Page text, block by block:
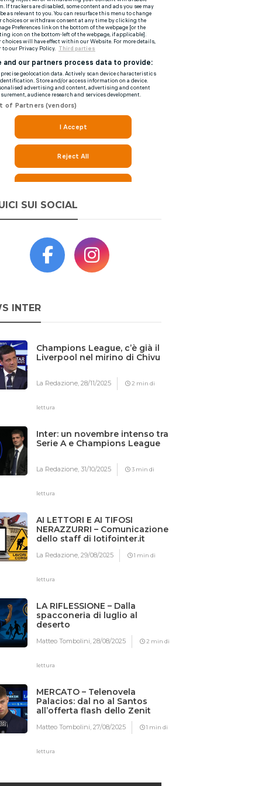
SUI SOCIAL
INTER
Champions League, c’è già il
Liverpool nel mirino di Chivu
La Redazione,28/11/2025 2 min di
lettura
Inter: un novembre intenso tra
Serie A e Champions League
La Redazione,31/10/2025 3 min di
lettura
AI LETTORI E AI TIFOSI
NERAZZURRI – Comunicazione
dello staff di Iotifointer.it
La Redazione,29/08/2025 1 min di
lettura
LA RIFLESSIONE – Dalla
spacconeria di luglio al
deserto
Matteo Tombolini,28/08/2025 2 min di
lettura
MERCATO – Telenovela
Palacios: dal no al Santos
all’offerta flash dello Zenit
Matteo Tombolini,27/08/2025 1 min di
lettura